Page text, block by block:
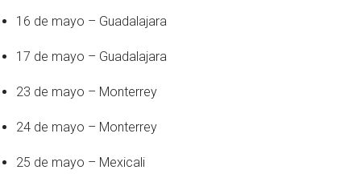
16 de mayo – Guadalajara
17 de mayo – Guadalajara
23 de mayo – Monterrey
24 de mayo – Monterrey
25 de mayo – Mexicali